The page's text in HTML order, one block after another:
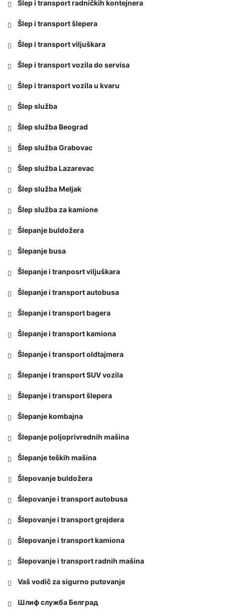
Šlep i transport radničkih kontejnera
Šlep i transport šlepera
Šlep i transport viljuškara
Šlep i transport vozila do servisa
Šlep i transport vozila u kvaru
Šlep služba
Šlep služba Beograd
Šlep služba Grabovac
Šlep služba Lazarevac
Šlep služba Meljak
Šlep služba za kamione
Šlepanje buldožera
Šlepanje busa
Šlepanje i tranposrt viljuškara
Šlepanje i transport autobusa
Šlepanje i transport bagera
Šlepanje i transport kamiona
Šlepanje i transport oldtajmera
Šlepanje i transport SUV vozila
Šlepanje i transport šlepera
Šlepanje kombajna
Šlepanje poljoprivrednih mašina
Šlepanje teških mašina
Šlepovanje buldožera
Šlepovanje i transport autobusa
Šlepovanje i transport grejdera
Šlepovanje i transport kamiona
Šlepovanje i transport radnih mašina
Vaš vodič za sigurno putovanje
Шлиф служба Белград